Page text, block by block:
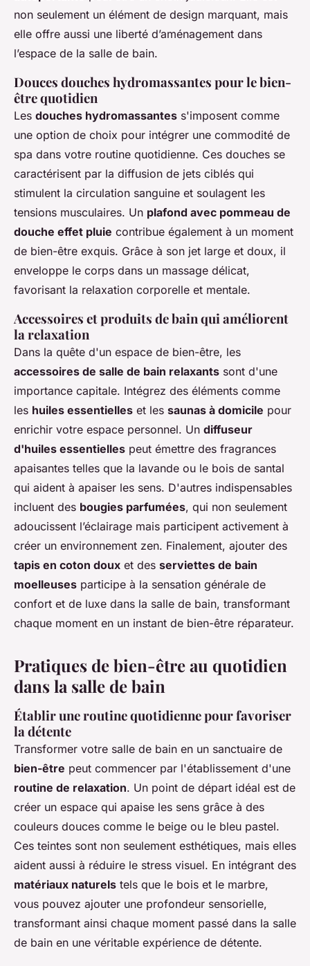
non seulement un élément de design marquant, mais
elle offre aussi une liberté d’aménagement dans
l’espace de la salle de bain.
Douces douches hydromassantes pour le bien-
être quotidien
Les douches hydromassantes s'imposent comme
une option de choix pour intégrer une commodité de
spa dans votre routine quotidienne. Ces douches se
caractérisent par la diffusion de jets ciblés qui
stimulent la circulation sanguine et soulagent les
tensions musculaires. Un plafond avec pommeau de
douche effet pluie contribue également à un moment
de bien-être exquis. Grâce à son jet large et doux, il
enveloppe le corps dans un massage délicat,
favorisant la relaxation corporelle et mentale.
Accessoires et produits de bain qui améliorent
la relaxation
Dans la quête d'un espace de bien-être, les
accessoires de salle de bain relaxants sont d'une
importance capitale. Intégrez des éléments comme
les huiles essentielles et les saunas à domicile pour
enrichir votre espace personnel. Un diffuseur
d'huiles essentielles peut émettre des fragrances
apaisantes telles que la lavande ou le bois de santal
qui aident à apaiser les sens. D'autres indispensables
incluent des bougies parfumées, qui non seulement
adoucissent l’éclairage mais participent activement à
créer un environnement zen. Finalement, ajouter des
tapis en coton doux et des serviettes de bain
moelleuses participe à la sensation générale de
confort et de luxe dans la salle de bain, transformant
chaque moment en un instant de bien-être réparateur.
Pratiques de bien-être au quotidien
dans la salle de bain
Établir une routine quotidienne pour favoriser
la détente
Transformer votre salle de bain en un sanctuaire de
bien-être peut commencer par l'établissement d'une
routine de relaxation. Un point de départ idéal est de
créer un espace qui apaise les sens grâce à des
couleurs douces comme le beige ou le bleu pastel.
Ces teintes sont non seulement esthétiques, mais elles
aident aussi à réduire le stress visuel. En intégrant des
matériaux naturels tels que le bois et le marbre,
vous pouvez ajouter une profondeur sensorielle,
transformant ainsi chaque moment passé dans la salle
de bain en une véritable expérience de détente.